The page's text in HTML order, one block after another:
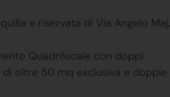
e riservata di Via Angelo Maj,
Quadrilocale con doppi
di oltre 50 mq esclusiva e doppie